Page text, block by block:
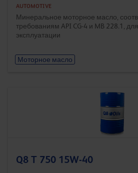
AUTOMOTIVE
Минеральное моторное масло,
требованиям API CG-4 и MB 228.1,
эксплуатации
Моторное масло
Q8 T 750 15W-40